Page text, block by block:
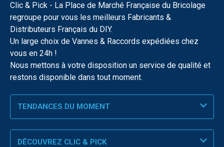
Clic & Pick - La Place de Marché Française du Bricolage
regroupe pour vous les meilleurs Fabricants &
Distributeurs Français du DIY.
Un large choix de Vannes & Raccords expédiées chez
vous en 24h !
Nous mettons à votre disposition un service de qualité et
restons disponible dans tout moment.
TENDANCES DU MOMENT
DÉCOUVREZ CLIC & PICK